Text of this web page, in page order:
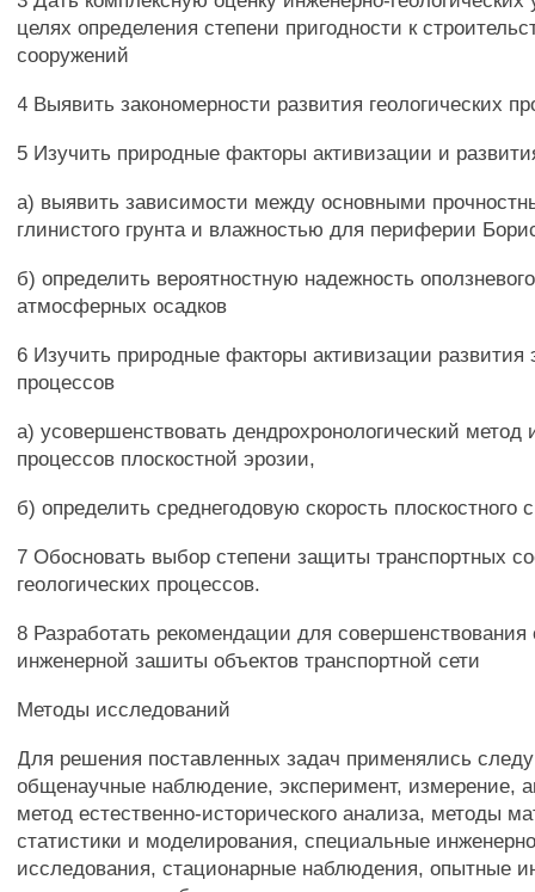
целях определения степени пригодности к
сооружений
4 Выявить закономерности развития геологических
5 Изучить природные факторы активизации и
а) выявить зависимости между основными
глинистого грунта и влажностью для периферии
б) определить вероятностную надежность
атмосферных осадков
6 Изучить природные факторы активизации развития
процессов
а) усовершенствовать дендрохронологический метод
процессов плоскостной эрозии,
б) определить среднегодовую скорость плоскостного
7 Обосновать выбор степени защиты транспортных
геологических процессов.
8 Разработать рекомендации для совершенствования
инженерной зашиты объектов транспортной сети
Методы исследований
Для решения поставленных задач применялись
общенаучные наблюдение, эксперимент, измерение,
метод естественно-исторического анализа, методы
статистики и моделирования, специальные
исследования, стационарные наблюдения, опытные